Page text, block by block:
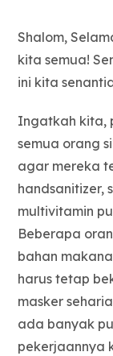
Shalom,
kita semua!
ini kita
Ingatkah kita,
semua orang
agar mereka
handsanitizer,
multivitamin
Beberapa
bahan
harus tetap
masker
ada banyak
pekerjaannya